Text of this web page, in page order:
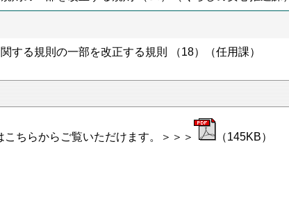
する規則の一部を改正する規則 （18）（任用課）
こちらからご覧いただけます。＞＞＞ （145KB）